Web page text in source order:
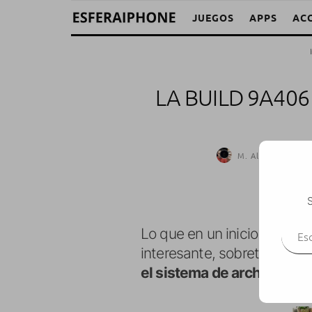
JUEGOS APPS
LA BUILD
M. Alejandro W.
Lo que en un inicio parecía
interesante, sobretodo
el sistema de archivos del